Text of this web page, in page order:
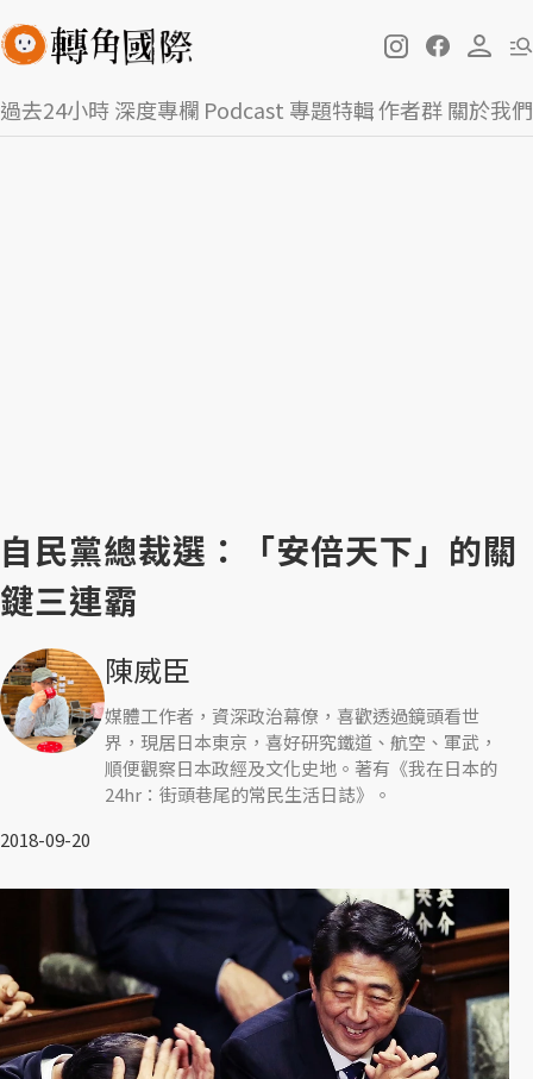
過去24小時深度專欄 Podcast 專題特輯作者群關於我們
自民黨總裁選：「安倍天下」的關
鍵三連霸
陳威臣
媒體工作者，資深政治幕僚，喜歡透過鏡頭看世
界，現居日本東京，喜好研究鐵道、航空、軍武，
順便觀察日本政經及文化史地。著有《我在日本的
24hr：街頭巷尾的常民生活日誌》。
2018-09-20